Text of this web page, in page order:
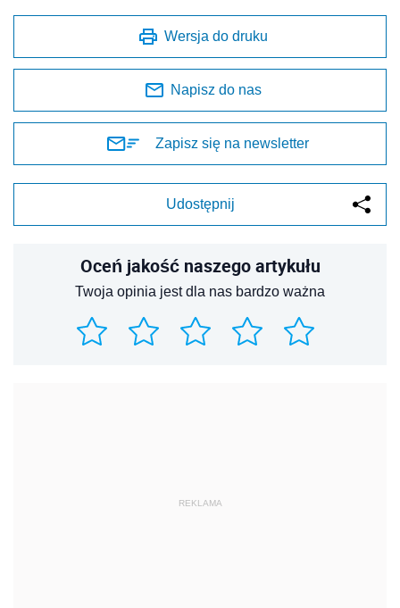
Wersja do druku
Napisz do nas
Zapisz się na newsletter
Udostępnij
Oceń jakość naszego artykułu
Twoja opinia jest dla nas bardzo ważna
REKLAMA